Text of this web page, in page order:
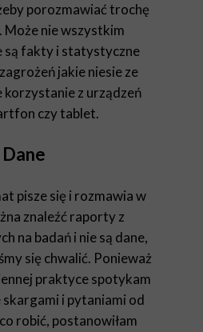
porozmawiać trochę
Może nie wszystkim
są fakty i statystyczne
jakie niesie ze
korzystanie z urządzeń
czy tablet.
Dane
pisze się i rozmawia w
znaleźć raporty z
na badań i nie są dane,
się chwalić. Ponieważ
praktyce spotykam
skargami i pytaniami od
robić, postanowiłam